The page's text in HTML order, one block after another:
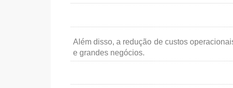
Além disso, a redução de custos
e grandes negócios.